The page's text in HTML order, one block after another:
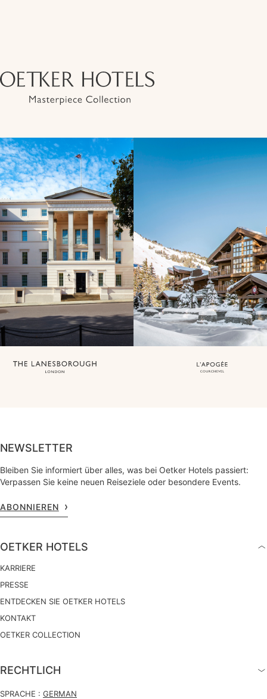
NEWSLETTER
Bleiben Sie informiert über alles, was bei Oetker Hotels passiert:
Verpassen Sie keine neuen Reiseziele oder besondere Events.
ABONNIEREN
OETKER HOTELS
KARRIERE
PRESSE
ENTDECKEN SIE OETKER HOTELS
KONTAKT
OETKER COLLECTION
RECHTLICH
SPRACHE : GERMAN